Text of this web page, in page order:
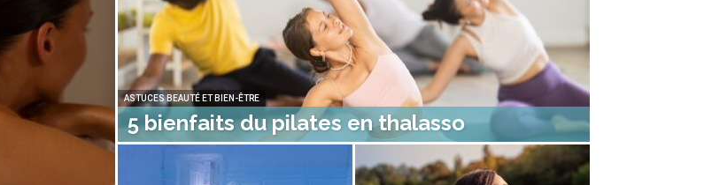
ASTUCES BEAUTÉ ET BIEN-ÊTRE
5 bienfaits du pilates en thalasso